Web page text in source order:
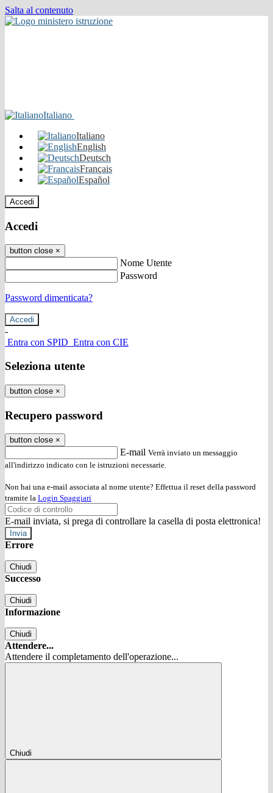
Salta al contenuto
Italiano
Italiano
English
Deutsch
Français
Español
Accedi
Accedi
button close ×
Nome Utente
Password
Password dimenticata?
-
Entra con SPID Entra con CIE
Seleziona utente
button close ×
Recupero password
button close ×
E-mail Verrà inviato un messaggio
all'indirizzo indicato con le istruzioni necessarie.
Non hai una e-mail associata al nome utente? Effettua il reset della password
tramite la Login Spaggiari
E-mail inviata, si prega di controllare la casella di posta elettronica!
Errore
Chiudi
Successo
Chiudi
Informazione
Chiudi
Attendere...
Attendere il completamento dell'operazione...
Chiudi